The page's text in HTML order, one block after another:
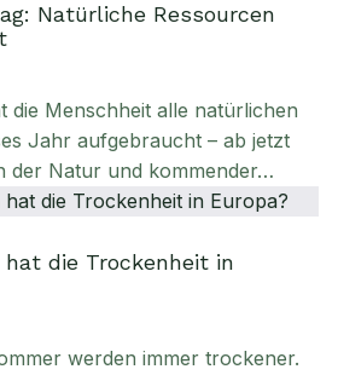
Natürliche Ressourcen
die Menschheit alle natürlichen
Jahr aufgebraucht – ab jetzt
der Natur und kommender…
die Trockenheit in
werden immer trockener.